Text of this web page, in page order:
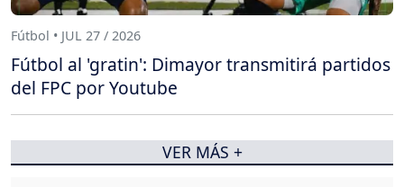
Fútbol • JUL 27 / 2026
Fútbol al 'gratin': Dimayor transmitirá partidos
del FPC por Youtube
VER MÁS +